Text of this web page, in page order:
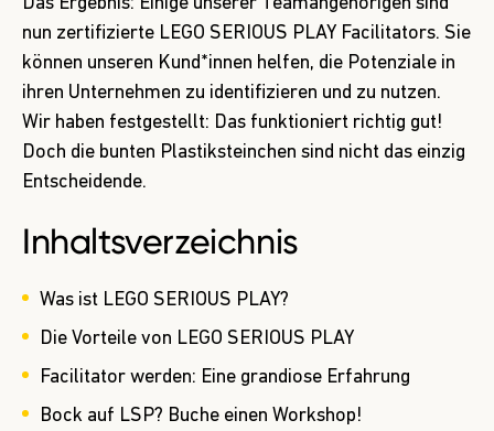
nun zertifizierte LEGO SERIOUS PLAY Facilitators. Sie
können unseren Kund*innen helfen, die Potenziale in
ihren Unternehmen zu identifizieren und zu nutzen.
Wir haben festgestellt: Das funktioniert richtig gut!
Doch die bunten Plastiksteinchen sind nicht das einzig
Entscheidende.
Inhaltsverzeichnis
Was ist LEGO SERIOUS PLAY?
Die Vorteile von LEGO SERIOUS PLAY
Facilitator werden: Eine grandiose Erfahrung
Bock auf LSP? Buche einen Workshop!